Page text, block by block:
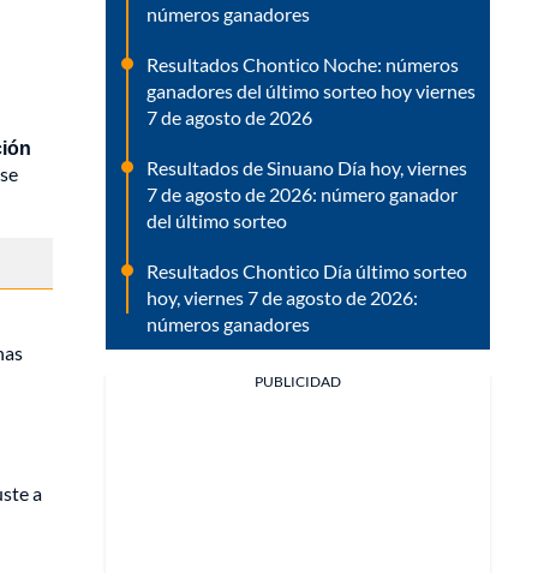
a
números ganadores
Resultados Chontico Noche: números
ganadores del último sorteo hoy viernes
7 de agosto de 2026
Resultados de Sinuano Día hoy, viernes
7 de agosto de 2026: número ganador
del último sorteo
Resultados Chontico Día último sorteo
hoy, viernes 7 de agosto de 2026:
números ganadores
PUBLICIDAD